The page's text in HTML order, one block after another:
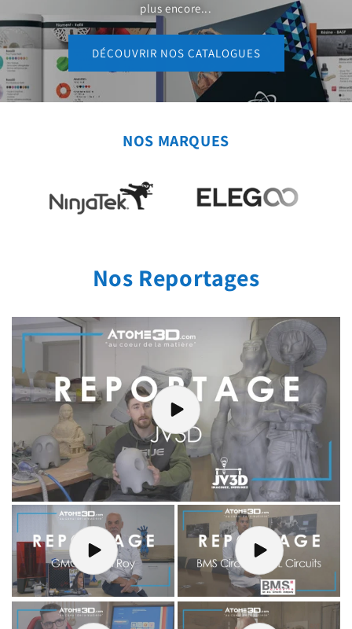
plus encore...
DÉCOUVRIR NOS CATALOGUES
NOS MARQUES
Nos Reportages